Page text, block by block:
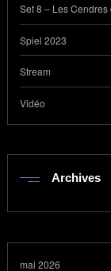
Set 8 – Les Cendres
Spiel 2023
Stream
Vidéo
Archives
mai 2026